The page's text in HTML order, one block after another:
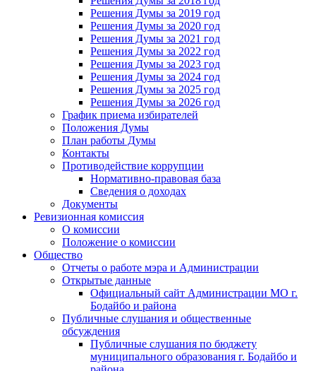
Решения Думы за 2019 год
Решения Думы за 2020 год
Решения Думы за 2021 год
Решения Думы за 2022 год
Решения Думы за 2023 год
Решения Думы за 2024 год
Решения Думы за 2025 год
Решения Думы за 2026 год
График приема избирателей
Положения Думы
План работы Думы
Контакты
Противодействие коррупции
Нормативно-правовая база
Сведения о доходах
Документы
Ревизионная комиссия
О комиссии
Положение о комиссии
Общество
Отчеты о работе мэра и Администрации
Открытые данные
Официальный сайт Администрации МО г.
Бодайбо и района
Публичные слушания и общественные
обсуждения
Публичные слушания по бюджету
муниципального образования г. Бодайбо и